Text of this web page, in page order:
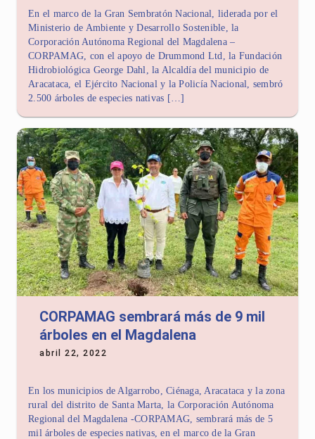
En el marco de la Gran Sembratón Nacional, liderada por el
Ministerio de Ambiente y Desarrollo Sostenible, la
Corporación Autónoma Regional del Magdalena –
CORPAMAG, con el apoyo de Drummond Ltd, la Fundación
Hidrobiológica George Dahl, la Alcaldía del municipio de
Aracataca, el Ejército Nacional y la Policía Nacional, sembró
2.500 árboles de especies nativas […]
CORPAMAG sembrará más de 9 mil
árboles en el Magdalena
abril 22, 2022
En los municipios de Algarrobo, Ciénaga, Aracataca y la zona
rural del distrito de Santa Marta, la Corporación Autónoma
Regional del Magdalena -CORPAMAG, sembrará más de 5
mil árboles de especies nativas, en el marco de la Gran